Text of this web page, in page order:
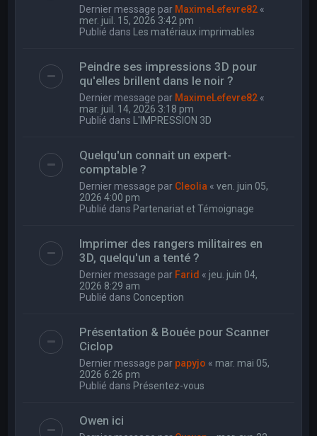
Dernier message par MaximeLefevre82 «
mer. juil. 15, 2026 3:42 pm
Publié dans Les matériaux imprimables
Peindre ses impressions 3D pour
qu'elles brillent dans le noir ?
Dernier message par MaximeLefevre82 «
mar. juil. 14, 2026 3:18 pm
Publié dans L'IMPRESSION 3D
Quelqu'un connait un expert-
comptable ?
Dernier message par Cleolia «ven. juin 05,
2026 4:00 pm
Publié dans Partenariat et Témoignage
Imprimer des rangers militaires en
3D, quelqu'un a tenté ?
Dernier message par Farid « jeu. juin 04,
2026 8:29 am
Publié dans Conception
Présentation & Bouée pour Scanner
Ciclop
Dernier message par papyjo « mar. mai 05,
2026 6:26 pm
Publié dans Présentez-vous
Owen ici